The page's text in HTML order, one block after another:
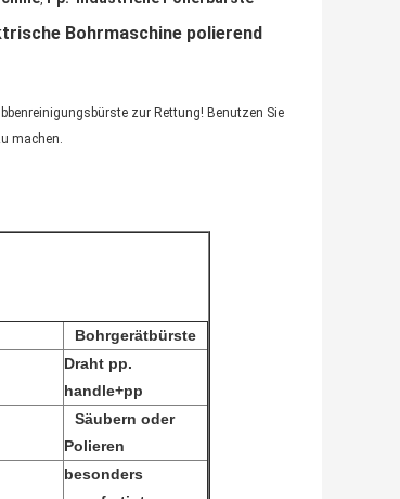
Bohrmaschine polierend
zur Rettung! Benutzen Sie
machen.
Bohrgerätbürste
Draht pp.
handle+pp
Säubern oder
Polieren
besonders